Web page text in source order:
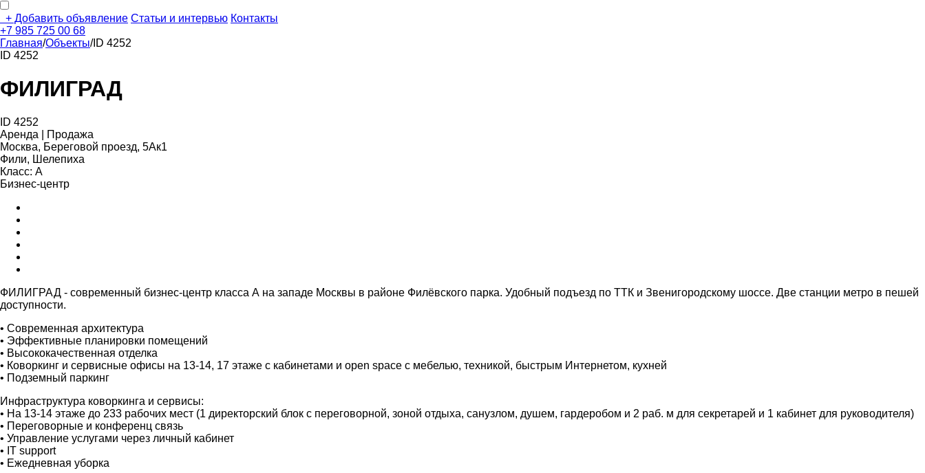
+ Добавить объявление Статьи и интервью Контакты
+7 985 725 00 68
Главная/Объекты/ID 4252
ID 4252
ФИЛИГРАД
ID 4252
Аренда | Продажа
Москва, Береговой проезд, 5Ак1
Фили, Шелепиха
Класс: А
Бизнес-центр
ФИЛИГРАД - современный бизнес-центр класса А на западе Москвы в районе Филёвского парка. Удобный подъезд по ТТК и Звенигородскому шоссе. Две станции метро в пешей
доступности.
• Современная архитектура
• Эффективные планировки помещений
• Высококачественная отделка
• Коворкинг и сервисные офисы на 13-14, 17 этаже с кабинетами и open space с мебелью, техникой, быстрым Интернетом, кухней
• Подземный паркинг
Инфраструктура коворкинга и сервисы:
• На 13-14 этаже до 233 рабочих мест (1 директорский блок с переговорной, зоной отдыха, санузлом, душем, гардеробом и 2 раб. м для секретарей и 1 кабинет для руководителя)
• Переговорные и конференц связь
• Управление услугами через личный кабинет
• IT support
• Ежедневная уборка